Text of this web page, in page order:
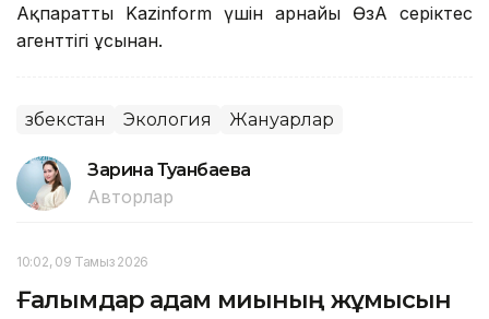
Ақпаратты Kazinform үшін арнайы ӨзА серіктес
агенттігі ұсынған.
Өзбекстан Экология Жануарлар
Зарина Туғанбаева
Авторлар
10:02, 09 Тамыз 2026
Ғалымдар адам миының жұмысын